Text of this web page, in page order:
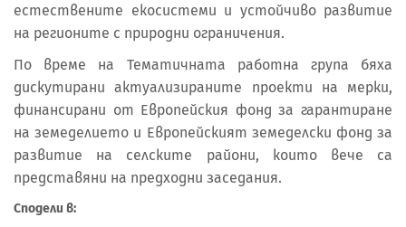
естествените екосистеми и устойчиво развитие
на регионите с природни ограничения.
По време на Тематичната работна група бяха
дискутирани актуализираните проекти на мерки,
финансирани от Европейския фонд за гарантиране
на земеделието и Европейският земеделски фонд за
развитие на селските райони, които вече са
представяни на предходни заседания.
Сподели в: